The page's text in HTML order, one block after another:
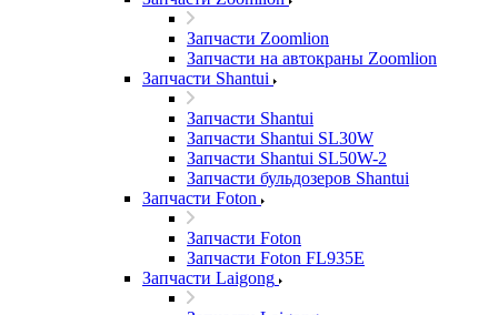
Запчасти Zoomlion
Запчасти на автокраны Zoomlion
Запчасти Shantui
Запчасти Shantui
Запчасти Shantui SL30W
Запчасти Shantui SL50W-2
Запчасти бульдозеров Shantui
Запчасти Foton
Запчасти Foton
Запчасти Foton FL935E
Запчасти Laigong